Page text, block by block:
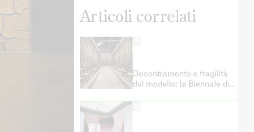
Articoli correlati
Decentramento e fragilità
del modello: la Biennale di
globale dell’arte